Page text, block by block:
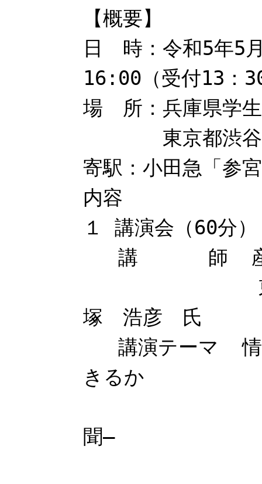
【概要】
日 時：令和5年5
16:00（受付13：
場 所：兵庫県学
東京都渋谷区
寄駅：小田急「参
内容
１ 講演会（60分）
講 師 産経新
東京兵庫
塚 浩彦 氏
講演テーマ 情
きるか
聞―